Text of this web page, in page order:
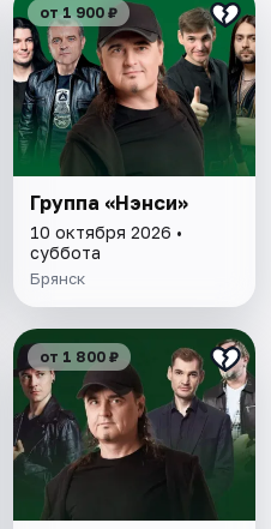
от 1 900 ₽
Группа «Нэнси»
10 октября 2026 •
суббота
Брянск
от 1 800 ₽